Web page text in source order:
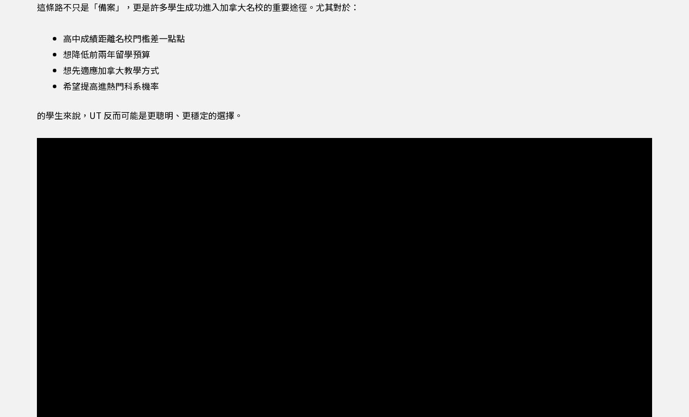
這條路不只是「備案」，更是許多學生成功進入加拿大名校的重要途徑。尤其對於：
高中成績距離名校門檻差一點點
想降低前兩年留學預算
想先適應加拿大教學方式
希望提高進熱門科系機率
的學生來說，UT 反而可能是更聰明、更穩定的選擇。